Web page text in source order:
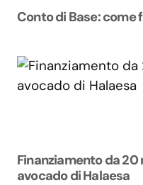
Conto di Base: come
Finanziamento da 20
avocado di Halaesa